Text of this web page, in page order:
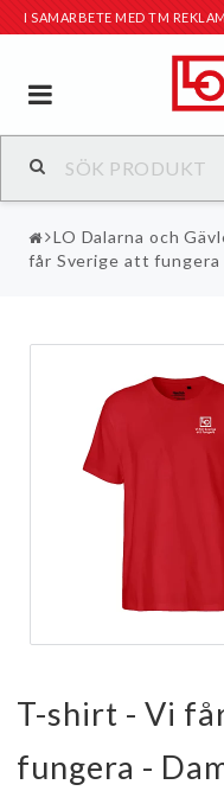
I SAMARBETE MED TM REKLAM
Toggle
navigation
LO Dalarna och
får Sverige att fungera
T-shirt - Vi
fungera -